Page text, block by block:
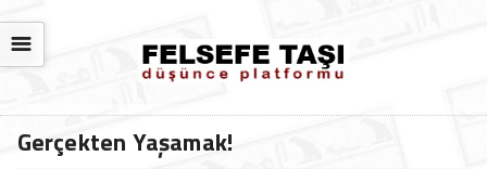
☰
Gerçekten Yaşamak!